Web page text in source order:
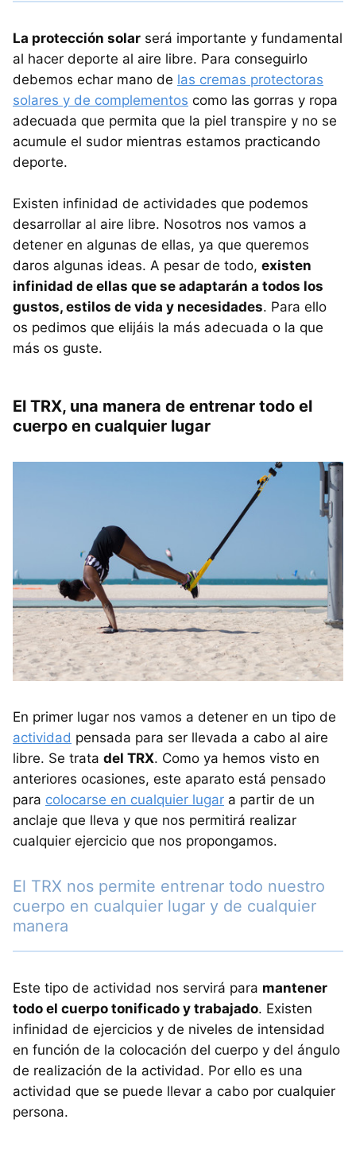
La protección solar será importante y fundamental
al hacer deporte al aire libre. Para conseguirlo
debemos echar mano de las cremas protectoras
solares y de complementos como las gorras y ropa
adecuada que permita que la piel transpire y no se
acumule el sudor mientras estamos practicando
deporte.
Existen infinidad de actividades que podemos
desarrollar al aire libre. Nosotros nos vamos a
detener en algunas de ellas, ya que queremos
daros algunas ideas. A pesar de todo, existen
infinidad de ellas que se adaptarán a todos los
gustos, estilos de vida y necesidades. Para ello
os pedimos que elijáis la más adecuada o la que
más os guste.
El TRX, una manera de entrenar todo el
cuerpo en cualquier lugar
En primer lugar nos vamos a detener en un tipo de
actividad pensada para ser llevada a cabo al aire
libre. Se trata del TRX. Como ya hemos visto en
anteriores ocasiones, este aparato está pensado
para colocarse en cualquier lugar a partir de un
anclaje que lleva y que nos permitirá realizar
cualquier ejercicio que nos propongamos.
El TRX nos permite entrenar todo nuestro
cuerpo en cualquier lugar y de cualquier
manera
Este tipo de actividad nos servirá para mantener
todo el cuerpo tonificado y trabajado. Existen
infinidad de ejercicios y de niveles de intensidad
en función de la colocación del cuerpo y del ángulo
de realización de la actividad. Por ello es una
actividad que se puede llevar a cabo por cualquier
persona.